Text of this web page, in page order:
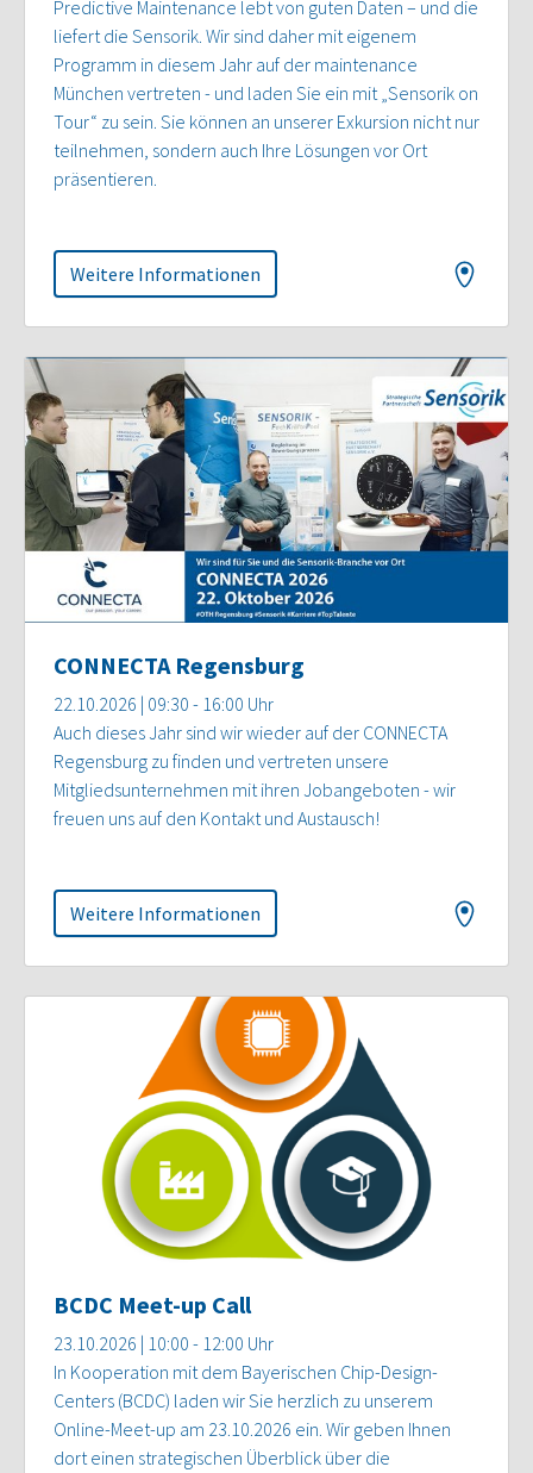
Predictive Maintenance lebt von guten Daten – und die
liefert die Sensorik. Wir sind daher mit eigenem
Programm in diesem Jahr auf der maintenance
München vertreten - und laden Sie ein mit „Sensorik on
Tour“ zu sein. Sie können an unserer Exkursion nicht nur
teilnehmen, sondern auch Ihre Lösungen vor Ort
präsentieren.
Weitere Informationen
CONNECTA Regensburg
22.10.2026 | 09:30 - 16:00 Uhr
Auch dieses Jahr sind wir wieder auf der CONNECTA
Regensburg zu finden und vertreten unsere
Mitgliedsunternehmen mit ihren Jobangeboten - wir
freuen uns auf den Kontakt und Austausch!
Weitere Informationen
BCDC Meet-up Call
23.10.2026 | 10:00 - 12:00 Uhr
In Kooperation mit dem Bayerischen Chip-Design-
Centers (BCDC) laden wir Sie herzlich zu unserem
Online-Meet-up am 23.10.2026 ein. Wir geben Ihnen
dort einen strategischen Überblick über die